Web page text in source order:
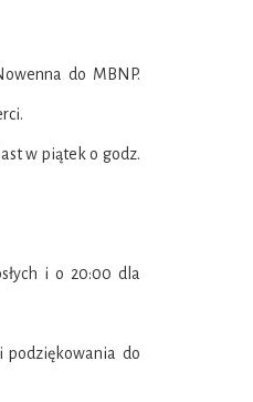
do MBNP.
w piątek o godz.
i o 20:00 dla
podziękowania do